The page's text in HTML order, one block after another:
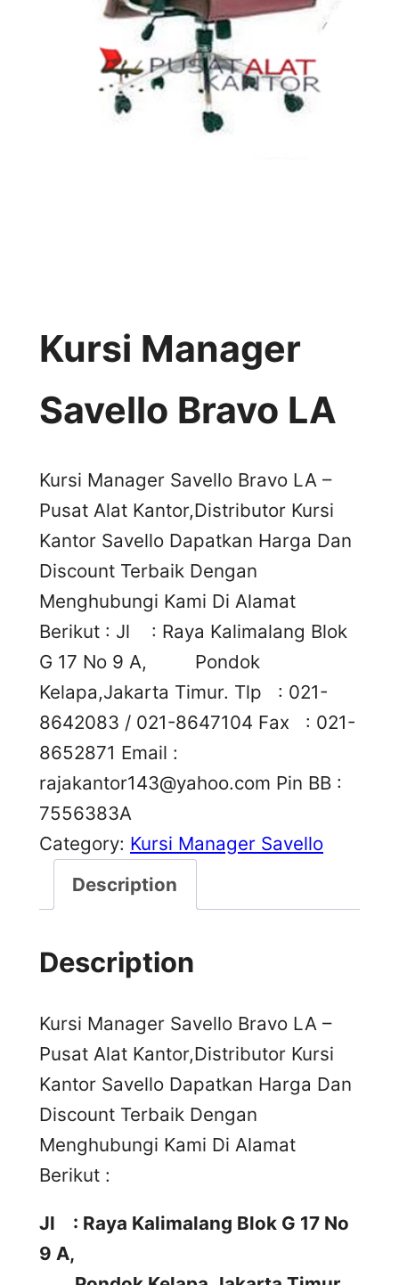
Kursi Manager
Savello Bravo LA
Kursi Manager Savello Bravo LA –
Pusat Alat Kantor,Distributor Kursi
Kantor Savello Dapatkan Harga Dan
Discount Terbaik Dengan
Menghubungi Kami Di Alamat
Berikut : Jl : Raya Kalimalang Blok
G 17 No 9 A, Pondok
Kelapa,Jakarta Timur. Tlp : 021-
8642083 / 021-8647104 Fax : 021-
8652871 Email :
rajakantor143@yahoo.com Pin BB :
7556383A
Category: Kursi Manager Savello
Description
Description
Kursi Manager Savello Bravo LA –
Pusat Alat Kantor,Distributor Kursi
Kantor Savello Dapatkan Harga Dan
Discount Terbaik Dengan
Menghubungi Kami Di Alamat
Berikut :
Jl : Raya Kalimalang Blok G 17 No
9 A,